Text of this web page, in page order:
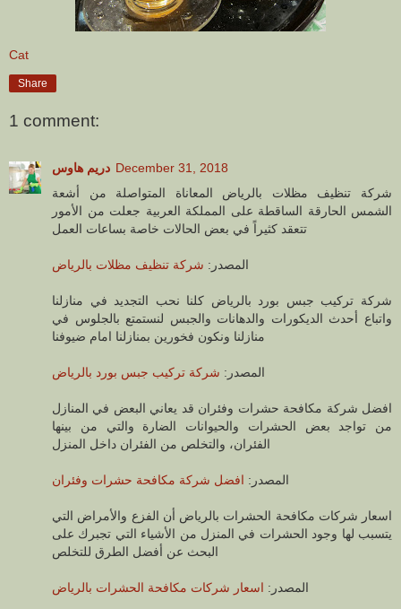
Cat
Share
1 comment:
دريم هاوس December 31, 2018
شركة تنظيف مظلات بالرياض المعاناة المتواصلة من أشعة
الشمس الحارقة الساقطة على المملكة العربية جعلت من الأمور
تتعقد كثيراً في بعض الحالات خاصة بساعات العمل
المصدر: شركة تنظيف مظلات بالرياض
شركة تركيب جبس بورد بالرياض كلنا نحب التجديد في منازلنا
واتباع أحدث الديكورات والدهانات والجبس لنستمتع بالجلوس في
منازلنا ونكون فخورين بمنازلنا امام ضيوفنا
المصدر: شركة تركيب جبس بورد بالرياض
افضل شركة مكافحة حشرات وفئران قد يعاني البعض في المنازل
من تواجد بعض الحشرات والحيوانات الضارة والتي من بينها
الفئران، والتخلص من الفئران داخل المنزل
المصدر: افضل شركة مكافحة حشرات وفئران
اسعار شركات مكافحة الحشرات بالرياض أن الفزع والأمراض التي
يتسبب لها وجود الحشرات في المنزل من الأشياء التي تجبرك على
البحث عن أفضل الطرق للتخلص
المصدر: اسعار شركات مكافحة الحشرات بالرياض